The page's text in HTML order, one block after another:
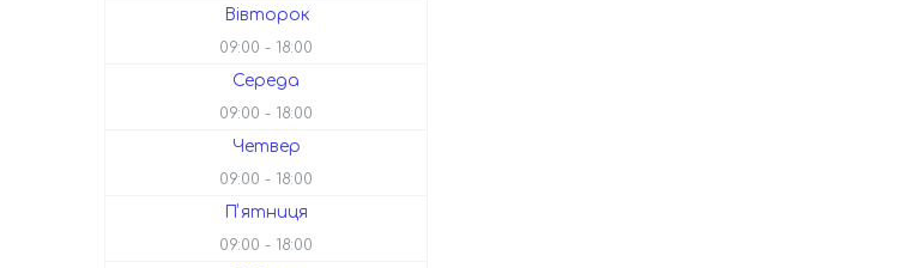
Вівторок
09:00 18:00
Середа
09:00 18:00
Четвер
09:00 18:00
Пʼятниця
09:00 18:00